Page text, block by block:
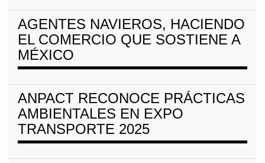
AGENTES NAVIEROS, HACIENDO
EL COMERCIO QUE SOSTIENE A
MÉXICO
ANPACT RECONOCE PRÁCTICAS
AMBIENTALES EN EXPO
TRANSPORTE 2025